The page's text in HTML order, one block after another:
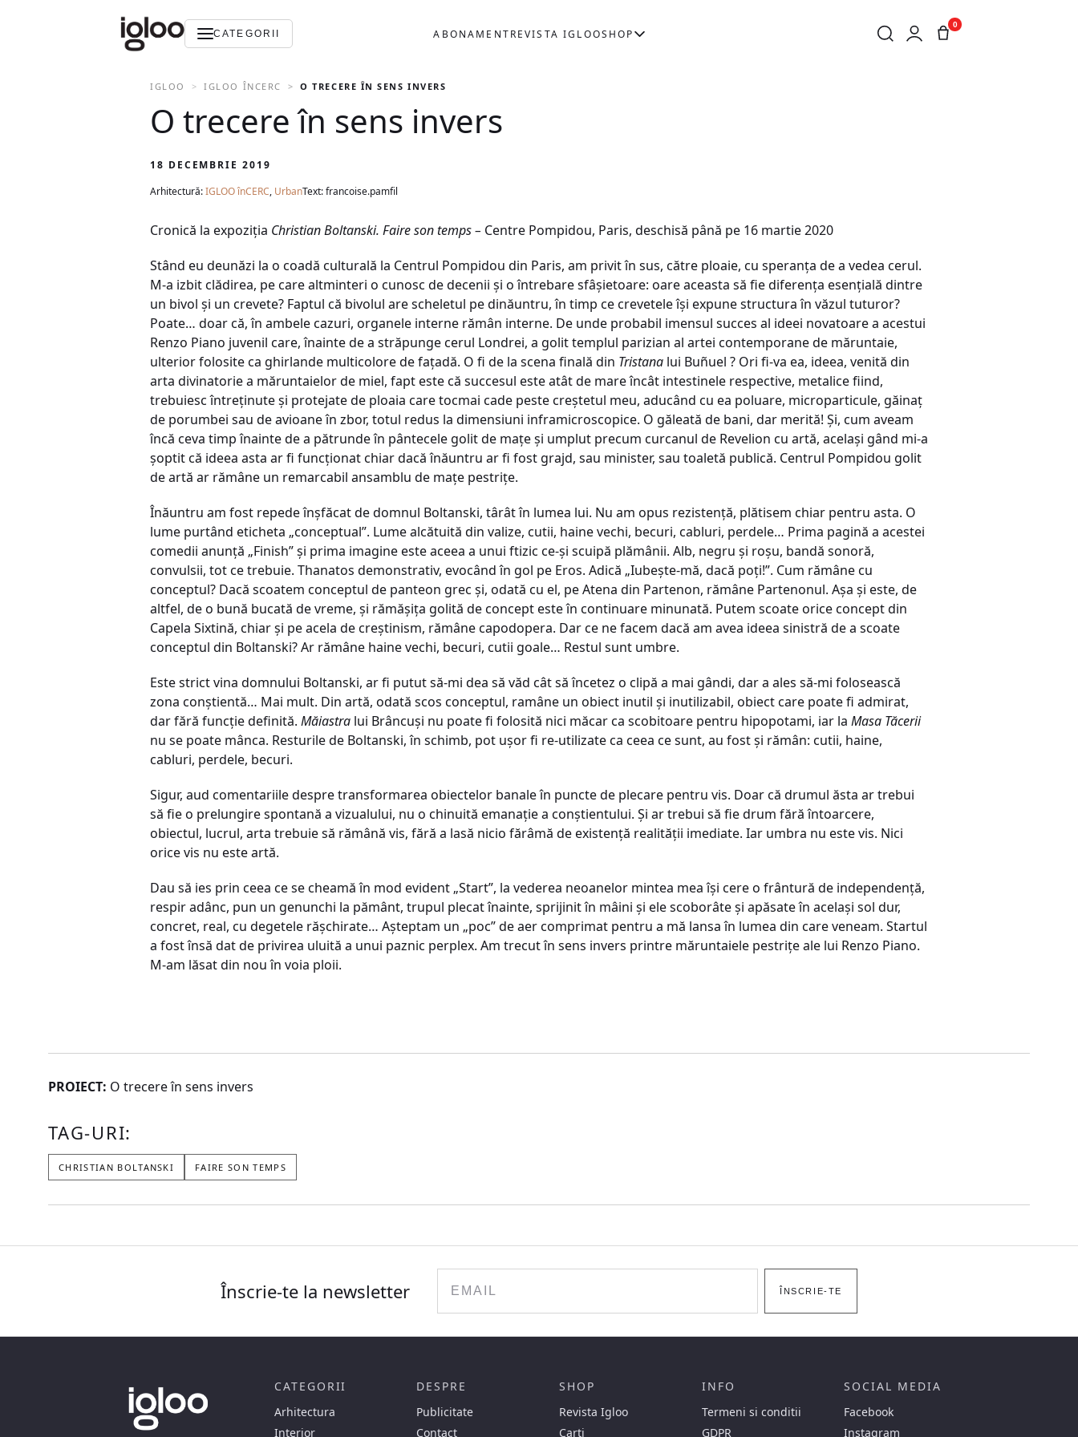
CATEGORII ABONAMENTREVISTA IGLOOSHOP
0
IGLOO IGLOO ÎNCERC O TRECERE ÎN SENS INVERS
O trecere în sens invers
18 DECEMBRIE 2019
Arhitectură:IGLOO înCERC, UrbanText: francoise.pamfil
Cronică la expoziția Christian Boltanski. Faire son temps – Centre Pompidou, Paris, deschisă până pe 16 martie 2020
Stând eu deunăzi la o coadă culturală la Centrul Pompidou din Paris, am privit în sus, către ploaie, cu speranța de a vedea cerul.
M-a izbit clădirea, pe care altminteri o cunosc de decenii și o întrebare sfâșietoare: oare aceasta să fie diferența esențială dintre
un bivol și un crevete? Faptul că bivolul are scheletul pe dinăuntru, în timp ce crevetele își expune structura în văzul tuturor?
Poate… doar că, în ambele cazuri, organele interne rămân interne. De unde probabil imensul succes al ideei novatoare a acestui
Renzo Piano juvenil care, înainte de a străpunge cerul Londrei, a golit templul parizian al artei contemporane de măruntaie,
ulterior folosite ca ghirlande multicolore de fațadă. O fi de la scena finală din Tristana lui Buñuel ? Ori fi-va ea, ideea, venită din
arta divinatorie a măruntaielor de miel, fapt este că succesul este atât de mare încât intestinele respective, metalice fiind,
trebuiesc întreținute și protejate de ploaia care tocmai cade peste creștetul meu, aducând cu ea poluare, microparticule, găinaț
de porumbei sau de avioane în zbor, totul redus la dimensiuni inframicroscopice. O găleată de bani, dar merită! Și, cum aveam
încă ceva timp înainte de a pătrunde în pântecele golit de mațe și umplut precum curcanul de Revelion cu artă, același gând mi-a
șoptit că ideea asta ar fi funcționat chiar dacă înăuntru ar fi fost grajd, sau minister, sau toaletă publică. Centrul Pompidou golit
de artă ar rămâne un remarcabil ansamblu de mațe pestrițe.
Înăuntru am fost repede înșfăcat de domnul Boltanski, târât în lumea lui. Nu am opus rezistență, plătisem chiar pentru asta. O
lume purtând eticheta „conceptual”. Lume alcătuită din valize, cutii, haine vechi, becuri, cabluri, perdele… Prima pagină a acestei
comedii anunță „Finish” și prima imagine este aceea a unui ftizic ce-și scuipă plămânii. Alb, negru și roșu, bandă sonoră,
convulsii, tot ce trebuie. Thanatos demonstrativ, evocând în gol pe Eros. Adică „Iubește-mă, dacă poți!”. Cum rămâne cu
conceptul? Dacă scoatem conceptul de panteon grec și, odată cu el, pe Atena din Partenon, rămâne Partenonul. Așa și este, de
altfel, de o bună bucată de vreme, și rămășița golită de concept este în continuare minunată. Putem scoate orice concept din
Capela Sixtină, chiar și pe acela de creștinism, rămâne capodopera. Dar ce ne facem dacă am avea ideea sinistră de a scoate
conceptul din Boltanski? Ar rămâne haine vechi, becuri, cutii goale… Restul sunt umbre.
Este strict vina domnului Boltanski, ar fi putut să-mi dea să văd cât să încetez o clipă a mai gândi, dar a ales să-mi folosească
zona conștientă… Mai mult. Din artă, odată scos conceptul, ramâne un obiect inutil și inutilizabil, obiect care poate fi admirat,
dar fără funcție definită. Măiastra lui Brâncuși nu poate fi folosită nici măcar ca scobitoare pentru hipopotami, iar la Masa Tăcerii
nu se poate mânca. Resturile de Boltanski, în schimb, pot ușor fi re-utilizate ca ceea ce sunt, au fost și rămân: cutii, haine,
cabluri, perdele, becuri.
Sigur, aud comentariile despre transformarea obiectelor banale în puncte de plecare pentru vis. Doar că drumul ăsta ar trebui
să fie o prelungire spontană a vizualului, nu o chinuită emanație a conștientului. Și ar trebui să fie drum fără întoarcere,
obiectul, lucrul, arta trebuie să rămână vis, fără a lasă nicio fărâmă de existență realității imediate. Iar umbra nu este vis. Nici
orice vis nu este artă.
Dau să ies prin ceea ce se cheamă în mod evident „Start”, la vederea neoanelor mintea mea își cere o frântură de independență,
respir adânc, pun un genunchi la pământ, trupul plecat înainte, sprijinit în mâini și ele scoborâte și apăsate în același sol dur,
concret, real, cu degetele rășchirate… Așteptam un „poc” de aer comprimat pentru a mă lansa în lumea din care veneam. Startul
a fost însă dat de privirea uluită a unui paznic perplex. Am trecut în sens invers printre măruntaiele pestrițe ale lui Renzo Piano.
M-am lăsat din nou în voia ploii.
PROIECT: O trecere în sens invers
TAG-URI:
CHRISTIAN BOLTANSKI FAIRE SON TEMPS
Înscrie-te la newsletter ÎNSCRIE-TE
CATEGORII
Arhitectura
Interior
DESPRE
Publicitate
Contact
SHOP
Revista Igloo
Carti
INFO
Termeni si conditii
GDPR
SOCIAL MEDIA
Facebook
Instagram